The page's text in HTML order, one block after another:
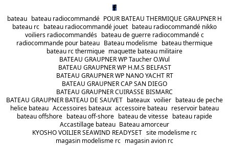
bateau bateau radiocommandé POUR BATEAU THERMIQUE GRAUPNER H
bateau rc bateau radiocommandé jouet bateau radiocommandé nikko
voiliers radiocommandés bateau de guerre radiocommandé c
radiocommande pour bateau Bateau modelisme bateau thermique
bateau rc thermique maquette bateau militaire
BATEAU GRAUPNER WP Taucher O.Wul
BATEAU GRAUPNER WP H.M.S BELFAST
BATEAU GRAUPNER WP NANO YACHT RT
BATEAU GRAUPNER CAP SAN DIEGO
BATEAU GRAUPNER CUIRASSE BISMARC
BATEAU GRAUPNER BATEAU DE SAUVET bateaux voilier bateau de peche
helice bateau Accessoires bateaux accessoire bateau reservoir bateau
bateau offshore bateau off-shore bateau de vitesse bateau rapide
Accastillage bateau Bateau amorceur
KYOSHO VOILIER SEAWIND READYSET site modelisme rc
magasin modelisme rc magasin avion rc